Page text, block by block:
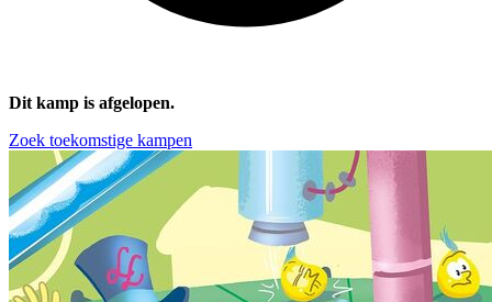
Dit kamp is afgelopen.
Zoek toekomstige kampen